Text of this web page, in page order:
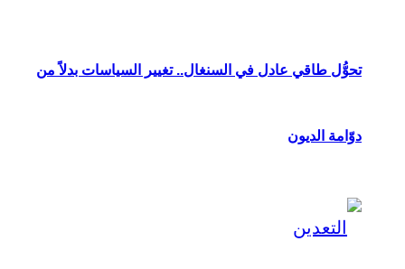
تحوُّل طاقي عادل في السنغال.. تغيير السياسات بدلاً من
دوّامة الديون